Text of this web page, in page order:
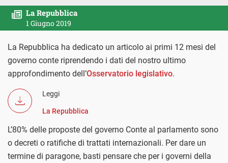
La Repubblica
1 Giugno 2019
La Repubblica ha dedicato un articolo ai primi 12 mesi del
governo conte riprendendo i dati del nostro ultimo
approfondimento dell’Osservatorio legislativo.
Leggi
La Repubblica
L’80% delle proposte del governo Conte al parlamento sono
o decreti o ratifiche di trattati internazionali. Per dare un
termine di paragone, basti pensare che per i governi della